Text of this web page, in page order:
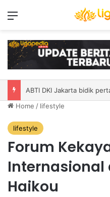
Home / lifestyle
lifestyle
Forum
Haikou